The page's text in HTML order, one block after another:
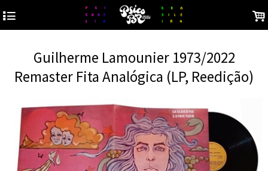
4 .
Guilherme Lamounier 1973/2022
Remaster Fita Analógica (LP, Reedição)